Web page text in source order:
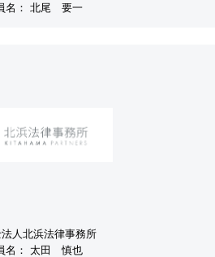
名： 北尾 要一
人北浜法律事務所
名： 太田 慎也